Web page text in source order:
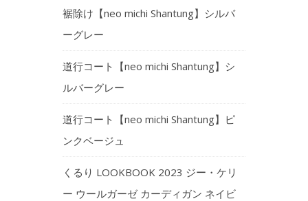
裾除け【neo michi Shantung】シルバ
ーグレー
道行コート【neo michi Shantung】シ
ルバーグレー
道行コート【neo michi Shantung】ピ
ンクベージュ
くるり LOOKBOOK 2023 ジー・ケリ
ー ウールガーゼ カーディガン ネイビ